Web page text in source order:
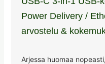
Power Delivery /
arvostelu &
Arjessa huomaa